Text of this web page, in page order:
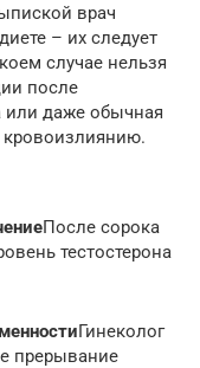
врач
– их следует
случае нельзя
после
или даже обычная
кровоизлиянию.
После сорока
тестостерона
Гинеколог
прерывание